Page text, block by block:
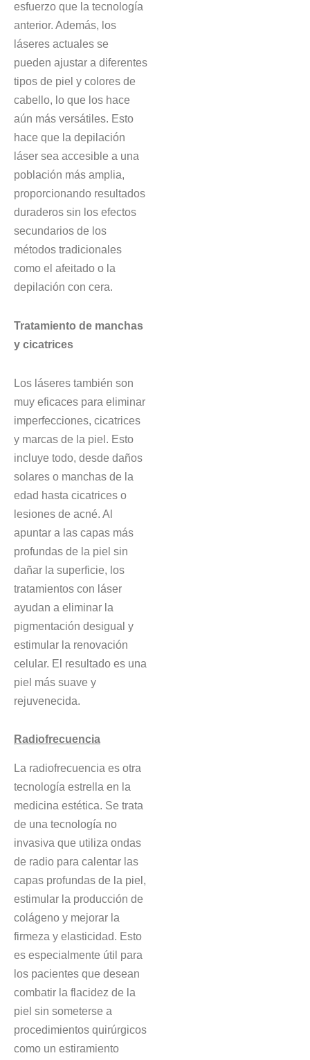
esfuerzo que la tecnología
anterior. Además, los
láseres actuales se
pueden ajustar a diferentes
tipos de piel y colores de
cabello, lo que los hace
aún más versátiles. Esto
hace que la depilación
láser sea accesible a una
población más amplia,
proporcionando resultados
duraderos sin los efectos
secundarios de los
métodos tradicionales
como el afeitado o la
depilación con cera.
Tratamiento de manchas
y cicatrices
Los láseres también son
muy eficaces para eliminar
imperfecciones, cicatrices
y marcas de la piel. Esto
incluye todo, desde daños
solares o manchas de la
edad hasta cicatrices o
lesiones de acné. Al
apuntar a las capas más
profundas de la piel sin
dañar la superficie, los
tratamientos con láser
ayudan a eliminar la
pigmentación desigual y
estimular la renovación
celular. El resultado es una
piel más suave y
rejuvenecida.
Radiofrecuencia
La radiofrecuencia es otra
tecnología estrella en la
medicina estética. Se trata
de una tecnología no
invasiva que utiliza ondas
de radio para calentar las
capas profundas de la piel,
estimular la producción de
colágeno y mejorar la
firmeza y elasticidad. Esto
es especialmente útil para
los pacientes que desean
combatir la flacidez de la
piel sin someterse a
procedimientos quirúrgicos
como un estiramiento